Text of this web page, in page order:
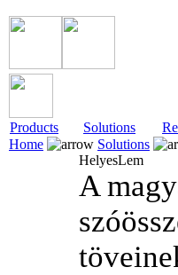
Products Solutions
Home
Solutions
HelyesLem
A